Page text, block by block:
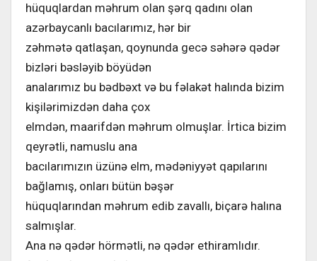
hüquqlardan məhrum olan şərq qadını olan
azərbaycanlı bacılarımız, hər bir
zəhmətə qatlaşan, qoynunda gecə səhərə qədər
bizləri bəsləyib böyüdən
analarımız bu bədbəxt və bu fəlakət halında bizim
kişilərimizdən daha çox
elmdən, maarifdən məhrum olmuşlar. İrtica bizim
qeyrətli, namuslu ana
bacılarımızın üzünə elm, mədəniyyət qapılarını
bağlamış, onları bütün bəşər
hüquqlarından məhrum edib zavallı, biçarə halına
salmışlar.
Ana nə qədər hörmətli, nə qədər ethiramlıdır.